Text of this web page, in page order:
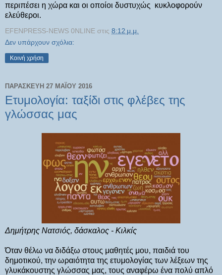
περιπέσει η χώρα και οι οποίοι δυστυχώς κυκλοφορούν
ελεύθεροι.
EFENPRESS-NEWS 0NLINE στις 8:12 μ.μ.
Δεν υπάρχουν σχόλια:
Κοινή χρήση
ΠΑΡΑΣΚΕΥΉ 27 ΜΑΪ́ΟΥ 2016
Ετυμολογία: ταξίδι στις φλέβες της
γλώσσας μας
Δημήτρης Νατσιός, δάσκαλος - Κιλκίς
Όταν θέλω να διδάξω στους μαθητές μου, παιδιά του
δημοτικού, την ωραιότητα της ετυμολογίας των λέξεων της
γλυκάκουστης γλώσσας μας, τους αναφέρω ένα πολύ απλό